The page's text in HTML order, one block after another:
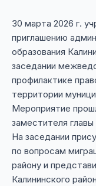
30 марта 2026 г.
приглашению
образования
заседании
профилактике
территории
Мероприятие
заместителя
На заседании
по вопросам
району и
Калининского